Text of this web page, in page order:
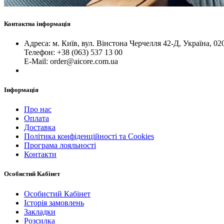
Контактна інформація
Адреса: м. Київ, вул. Вінстона Черчелля 42-Д, Україна,
Телефон: +38 (063) 537 13 00
Е-Mail: order@aicore.com.ua
Інформація
Про нас
Оплата
Доставка
Політика конфіденційності та Cookies
Програма лояльності
Контакти
Особистий Кабінет
Особистий Кабінет
Історія замовлень
Закладки
Розсилка